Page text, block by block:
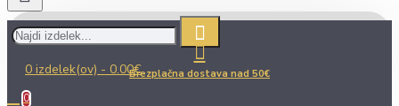
0 izdelek(ov) - 0.00€
0
Brezplačna dostava nad 50€